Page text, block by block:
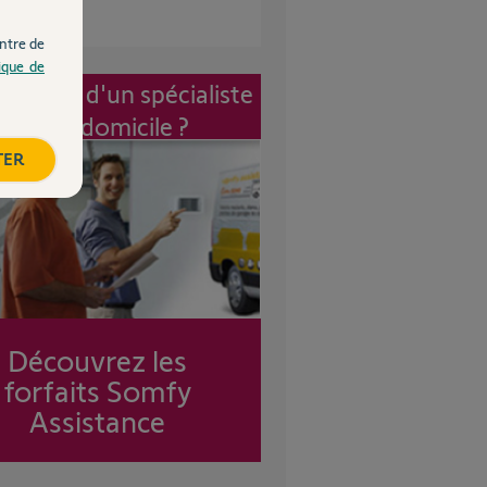
d'un spécialiste
à mon domicile ?
Découvrez les
forfaits Somfy
Assistance
de
de